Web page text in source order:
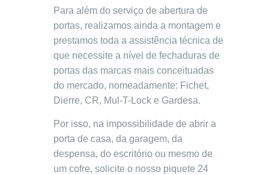
Para além do serviço de abertura de
portas, realizamos ainda a montagem e
prestamos toda a assistência técnica de
que necessite a nível de fechaduras de
portas das marcas mais conceituadas
do mercado, nomeadamente: Fichet,
Dierre, CR, Mul-T-Lock e Gardesa.
Por isso, na impossibilidade de abrir a
porta de casa, da garagem, da
despensa, do escritório ou mesmo de
um cofre, solicite o nosso piquete 24